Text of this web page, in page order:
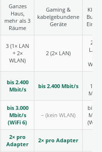
Ganzes
Haus,
mehr als 3
Räume
Gaming &
kabelgebundene
Geräte
3 (1× LAN
+ 2×
WLAN)
2 (2× LAN)
2 (1×
LAN
bis 2.400
Mbit/s
bis 2.400 Mbit/s
bis 3.000
Mbit/s
(WiFi 6)
– (kein WLAN)
bis
(WiFi
2× pro
Adapter
2× pro Adapter